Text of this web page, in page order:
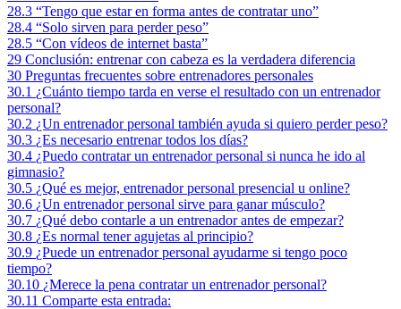
28.3 “Tengo que estar en forma antes de contratar uno”
28.4 “Solo sirven para perder peso”
28.5 “Con vídeos de internet basta”
29 Conclusión: entrenar con cabeza es la verdadera diferencia
30 Preguntas frecuentes sobre entrenadores personales
30.1 ¿Cuánto tiempo tarda en verse el resultado con un entrenador
personal?
30.2 ¿Un entrenador personal también ayuda si quiero perder peso?
30.3 ¿Es necesario entrenar todos los días?
30.4 ¿Puedo contratar un entrenador personal si nunca he ido al
gimnasio?
30.5 ¿Qué es mejor, entrenador personal presencial u online?
30.6 ¿Un entrenador personal sirve para ganar músculo?
30.7 ¿Qué debo contarle a un entrenador antes de empezar?
30.8 ¿Es normal tener agujetas al principio?
30.9 ¿Puede un entrenador personal ayudarme si tengo poco
tiempo?
30.10 ¿Merece la pena contratar un entrenador personal?
30.11 Comparte esta entrada: